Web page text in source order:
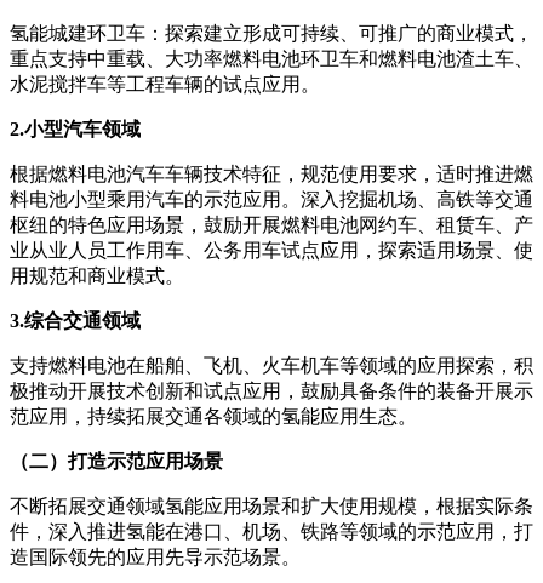
氢能城建环卫车：探索建立形成可持续、可推广的商业模式，
重点支持中重载、大功率燃料电池环卫车和燃料电池渣土车、
水泥搅拌车等工程车辆的试点应用。
2.小型汽车领域
根据燃料电池汽车车辆技术特征，规范使用要求，适时推进燃
料电池小型乘用汽车的示范应用。深入挖掘机场、高铁等交通
枢纽的特色应用场景，鼓励开展燃料电池网约车、租赁车、产
业从业人员工作用车、公务用车试点应用，探索适用场景、使
用规范和商业模式。
3.综合交通领域
支持燃料电池在船舶、飞机、火车机车等领域的应用探索，积
极推动开展技术创新和试点应用，鼓励具备条件的装备开展示
范应用，持续拓展交通各领域的氢能应用生态。
（二）打造示范应用场景
不断拓展交通领域氢能应用场景和扩大使用规模，根据实际条
件，深入推进氢能在港口、机场、铁路等领域的示范应用，打
造国际领先的应用先导示范场景。